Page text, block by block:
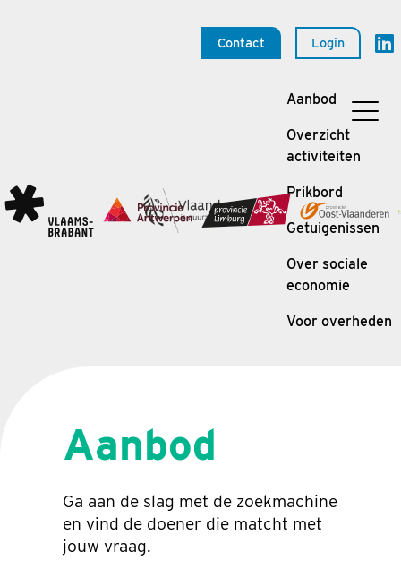
Contact Login
Aanbod
Overzicht
activiteiten
Prikbord
Getuigenissen
Over sociale
economie
Voor overheden
Aanbod
Ga aan de slag met de zoekmachine
en vind de doener die matcht met
jouw vraag.